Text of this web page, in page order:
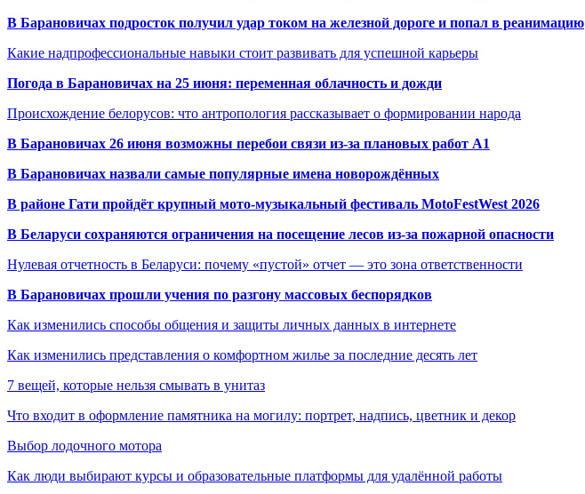
В Барановичах подросток получил удар током на железной дороге и попал в реанимацию
Какие надпрофессиональные навыки стоит развивать для успешной карьеры
Погода в Барановичах на 25 июня: переменная облачность и дожди
Происхождение белорусов: что антропология рассказывает о формировании народа
В Барановичах 26 июня возможны перебои связи из-за плановых работ A1
В Барановичах назвали самые популярные имена новорождённых
В районе Гати пройдёт крупный мото-музыкальный фестиваль MotoFestWest 2026
В Беларуси сохраняются ограничения на посещение лесов из-за пожарной опасности
Нулевая отчетность в Беларуси: почему «пустой» отчет — это зона ответственности
В Барановичах прошли учения по разгону массовых беспорядков
Как изменились способы общения и защиты личных данных в интернете
Как изменились представления о комфортном жилье за последние десять лет
7 вещей, которые нельзя смывать в унитаз
Что входит в оформление памятника на могилу: портрет, надпись, цветник и декор
Выбор лодочного мотора
Как люди выбирают курсы и образовательные платформы для удалённой работы